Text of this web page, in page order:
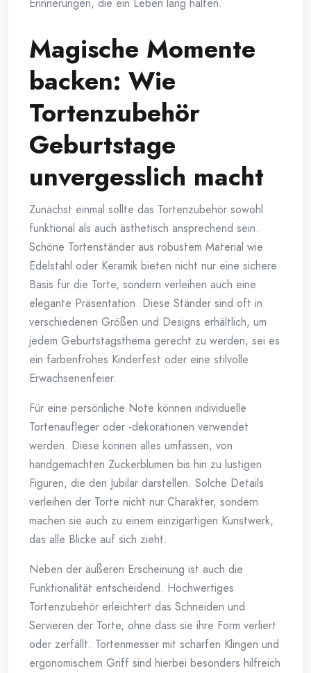
Erinnerungen, die ein Leben lang halten.
Magische Momente
backen: Wie
Tortenzubehör
Geburtstage
unvergesslich macht
Zunächst einmal sollte das Tortenzubehör sowohl
funktional als auch ästhetisch ansprechend sein.
Schöne Tortenständer aus robustem Material wie
Edelstahl oder Keramik bieten nicht nur eine sichere
Basis für die Torte, sondern verleihen auch eine
elegante Präsentation. Diese Ständer sind oft in
verschiedenen Größen und Designs erhältlich, um
jedem Geburtstagsthema gerecht zu werden, sei es
ein farbenfrohes Kinderfest oder eine stilvolle
Erwachsenenfeier.
Für eine persönliche Note können individuelle
Tortenaufleger oder -dekorationen verwendet
werden. Diese können alles umfassen, von
handgemachten Zuckerblumen bis hin zu lustigen
Figuren, die den Jubilar darstellen. Solche Details
verleihen der Torte nicht nur Charakter, sondern
machen sie auch zu einem einzigartigen Kunstwerk,
das alle Blicke auf sich zieht.
Neben der äußeren Erscheinung ist auch die
Funktionalität entscheidend. Hochwertiges
Tortenzubehör erleichtert das Schneiden und
Servieren der Torte, ohne dass sie ihre Form verliert
oder zerfällt. Tortenmesser mit scharfen Klingen und
ergonomischem Griff sind hierbei besonders hilfreich